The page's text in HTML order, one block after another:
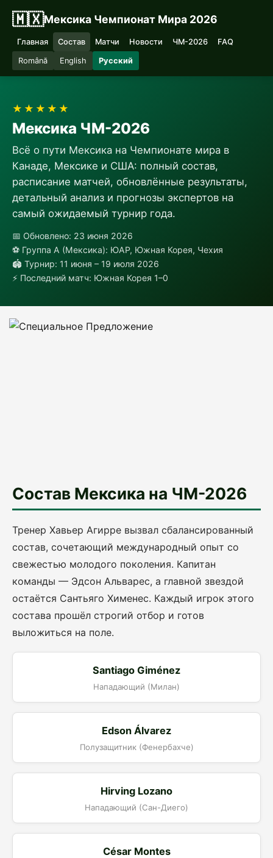
🇲🇽Мексика Чемпионат Мира 2026
Главная Состав Матчи Новости ЧМ-2026 FAQ
Română English Русский
★★★★★
Мексика ЧМ-2026
Всё о пути Мексика на Чемпионате мира в
Канаде, Мексике и США: полный состав,
расписание матчей, обновлённые результаты,
детальный анализ и прогнозы экспертов на
самый ожидаемый турнир года.
📅 Обновлено: 23 июня 2026
⚽ Группа A (Мексика): ЮАР, Южная Корея, Чехия
🏟 Турнир: 11 июня – 19 июля 2026
⚡ Последний матч: Южная Корея 1–0
Состав Мексика на ЧМ-2026
Тренер Хавьер Агирре вызвал сбалансированный
состав, сочетающий международный опыт со
свежестью молодого поколения. Капитан
команды — Эдсон Альварес, а главной звездой
остаётся Сантьяго Хименес. Каждый игрок этого
состава прошёл строгий отбор и готов
выложиться на поле.
Santiago Giménez
Нападающий (Милан)
Edson Álvarez
Полузащитник (Фенербахче)
Hirving Lozano
Нападающий (Сан-Диего)
César Montes